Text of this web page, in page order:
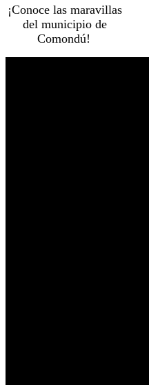
¡Conoce las maravillas
del municipio de
Comondú!